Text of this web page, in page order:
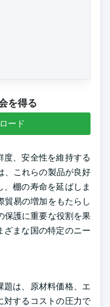
を得る
ード
度、安全性を維持する
、これらの製品が良好
棚の寿命を延ばしま
貿易の増加をもたらし
保護に重要な役割を果
ざまな国の特定のニー
題は、原材料価格、エ
対するコストの圧力で